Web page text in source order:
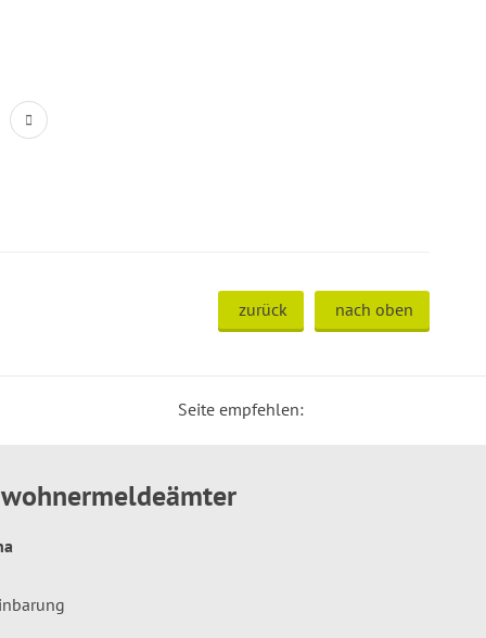
zurück nach oben
Seite empfehlen: